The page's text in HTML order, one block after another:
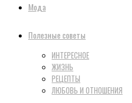
Мода
Полезные советы
ИНТЕРЕСНОЕ
ЖИЗНЬ
РЕЦЕПТЫ
ЛЮБОВЬ И ОТНОШЕНИЯ